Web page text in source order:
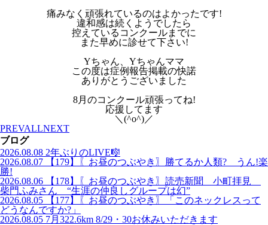
痛みなく頑張れているのはよかったです!
違和感は続くようでしたら
控えているコンクールまでに
また早めに診せて下さい!
Yちゃん、Yちゃんママ
この度は症例報告掲載の快諾
ありがとうございました
8月のコンクール頑張ってね!
応援してます
＼(^o^)／
PREVALLNEXT
ブログ
2026.08.08 2年ぶりのLIVE🎼
2026.08.07
【179】〖お昼のつぶやき〗勝てるか人類? うん!楽
勝!
2026.08.06
【178】〖お昼のつぶやき〗読売新聞 小町拝見
柴門ふみさん “生涯の仲良しグループは幻”
2026.08.05
【177】〖お昼のつぶやき〗「このネックレスって
どうなんですか?」
2026.08.05 7月322.6km 8/29・30お休みいただきます